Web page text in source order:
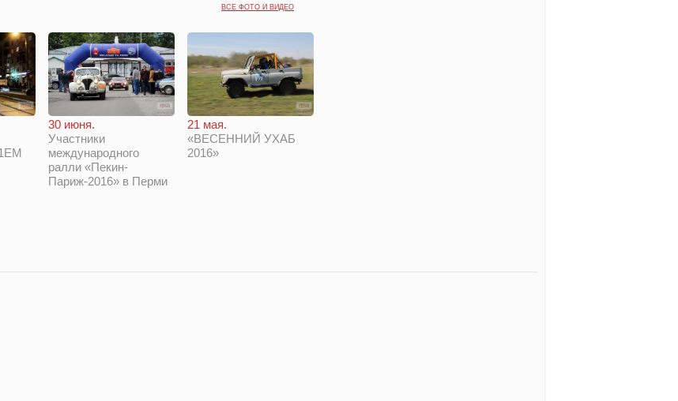
ВСЕ ФОТО И ВИДЕО
30 июня.
Участники
международного
ралли «Пекин-
Париж-2016» в Перми
21 мая.
«ВЕСЕННИЙ УХАБ
2016»